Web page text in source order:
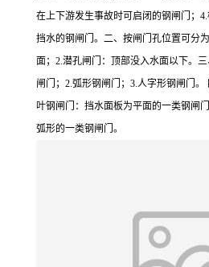
在上下游发生事故时可启闭的钢闸门；
挡水的钢闸门。二、按闸门孔位置可分
面；2.潜孔闸门：顶部没入水面以下。
闸门；2.弧形钢闸门；3.人字形钢闸门。
叶钢闸门：挡水面板为平面的一类钢闸
弧形的一类钢闸门。